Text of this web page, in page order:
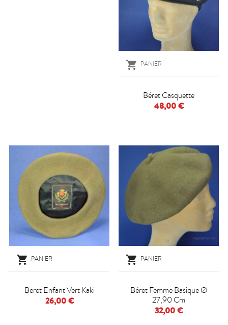
 PANIER
Béret Casquette
48,00 €
 PANIER
Beret Enfant Vert Kaki
26,00 €
 PANIER
Béret Femme Basique Ø
27,90 Cm
32,00 €